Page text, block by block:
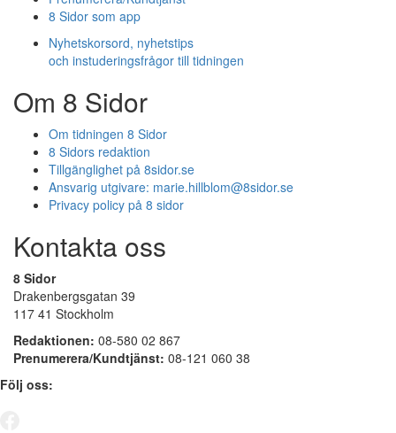
8 Sidor som app
Nyhetskorsord, nyhetstips
och instuderingsfrågor till tidningen
Om 8 Sidor
Om tidningen 8 Sidor
8 Sidors redaktion
Tillgänglighet på 8sidor.se
Ansvarig utgivare: marie.hillblom@8sidor.se
Privacy policy på 8 sidor
Kontakta oss
8 Sidor
Drakenbergsgatan 39
117 41 Stockholm
Redaktionen: 08-580 02 867
Prenumerera/Kundtjänst: 08-121 060 38
Följ oss: